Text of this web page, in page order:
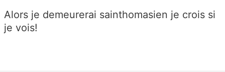
Alors je demeurerai sainthomasien je crois si
je vois!